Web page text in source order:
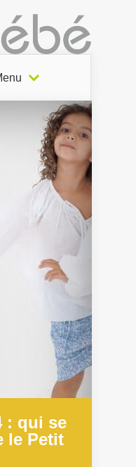
: qui se
le Petit